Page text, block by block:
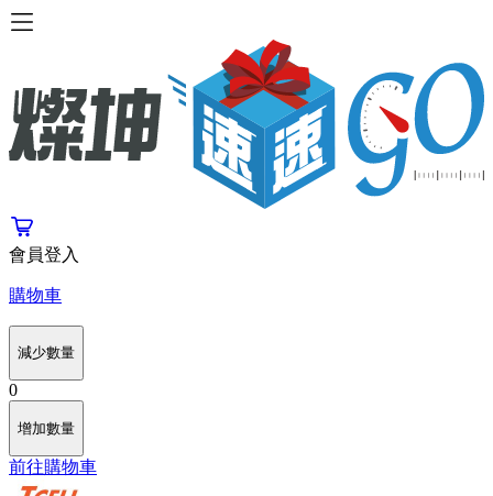
會員登入
購物車
減少數量
0
增加數量
前往購物車